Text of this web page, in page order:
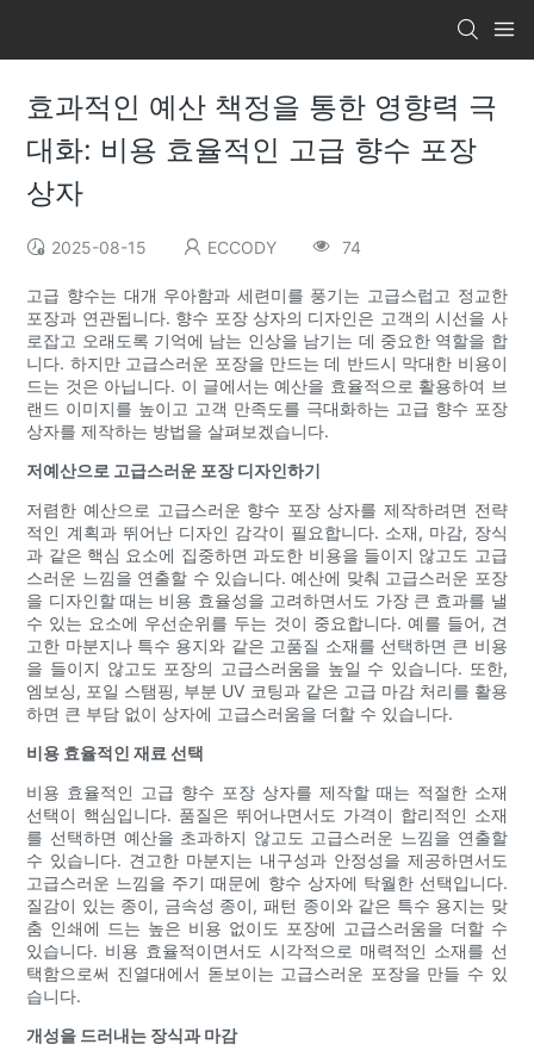
효과적인 예산 책정을 통한 영향력 극
대화: 비용 효율적인 고급 향수 포장
상자
2025-08-15 ECCODY 74
고급 향수는 대개 우아함과 세련미를 풍기는 고급스럽고 정교한
포장과 연관됩니다. 향수 포장 상자의 디자인은 고객의 시선을 사
로잡고 오래도록 기억에 남는 인상을 남기는 데 중요한 역할을 합
니다. 하지만 고급스러운 포장을 만드는 데 반드시 막대한 비용이
드는 것은 아닙니다. 이 글에서는 예산을 효율적으로 활용하여 브
랜드 이미지를 높이고 고객 만족도를 극대화하는 고급 향수 포장
상자를 제작하는 방법을 살펴보겠습니다.
저예산으로 고급스러운 포장 디자인하기
저렴한 예산으로 고급스러운 향수 포장 상자를 제작하려면 전략
적인 계획과 뛰어난 디자인 감각이 필요합니다. 소재, 마감, 장식
과 같은 핵심 요소에 집중하면 과도한 비용을 들이지 않고도 고급
스러운 느낌을 연출할 수 있습니다. 예산에 맞춰 고급스러운 포장
을 디자인할 때는 비용 효율성을 고려하면서도 가장 큰 효과를 낼
수 있는 요소에 우선순위를 두는 것이 중요합니다. 예를 들어, 견
고한 마분지나 특수 용지와 같은 고품질 소재를 선택하면 큰 비용
을 들이지 않고도 포장의 고급스러움을 높일 수 있습니다. 또한,
엠보싱, 포일 스탬핑, 부분 UV 코팅과 같은 고급 마감 처리를 활용
하면 큰 부담 없이 상자에 고급스러움을 더할 수 있습니다.
비용 효율적인 재료 선택
비용 효율적인 고급 향수 포장 상자를 제작할 때는 적절한 소재
선택이 핵심입니다. 품질은 뛰어나면서도 가격이 합리적인 소재
를 선택하면 예산을 초과하지 않고도 고급스러운 느낌을 연출할
수 있습니다. 견고한 마분지는 내구성과 안정성을 제공하면서도
고급스러운 느낌을 주기 때문에 향수 상자에 탁월한 선택입니다.
질감이 있는 종이, 금속성 종이, 패턴 종이와 같은 특수 용지는 맞
춤 인쇄에 드는 높은 비용 없이도 포장에 고급스러움을 더할 수
있습니다. 비용 효율적이면서도 시각적으로 매력적인 소재를 선
택함으로써 진열대에서 돋보이는 고급스러운 포장을 만들 수 있
습니다.
개성을 드러내는 장식과 마감